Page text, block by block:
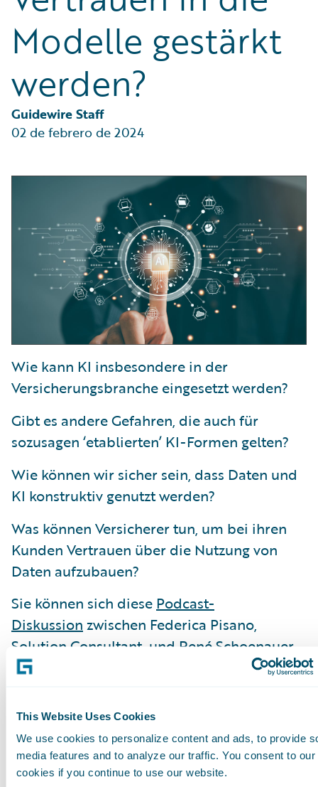
This Website Uses Cookies
We use cookies to personalize content and ads, to provide
media features and to analyze our traffic. You consent to our
cookies if you continue to use our website.
Modelle gestärkt
werden?
Guidewire Staff
02 de febrero de 2024
Wie kann KI insbesondere in der
Versicherungsbranche eingesetzt werden?
Gibt es andere Gefahren, die auch für
sozusagen ‘etablierten’ KI-Formen gelten?
Wie können wir sicher sein, dass Daten und
KI konstruktiv genutzt werden?
Was können Versicherer tun, um bei ihren
Kunden Vertrauen über die Nutzung von
Daten aufzubauen?
Sie können sich diese Podcast-
Diskussion zwischen Federica Pisano,
Solution Consultant, und René Schoenauer,
Director, Product Marketing - EMEA,
(Dieser Podcast wurde im Herbst 2023
aufgenommen)
See More Articles
Subscribe to Our Blog